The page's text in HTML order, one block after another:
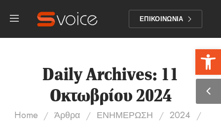
ΕΠΙΚΟΙΝΩΝΙΑ
Daily Archives: 11
Οκτωβρίου 2024
Home / Άρθρα / ΕΝΗΜΕΡΩΣΗ / 2024 /